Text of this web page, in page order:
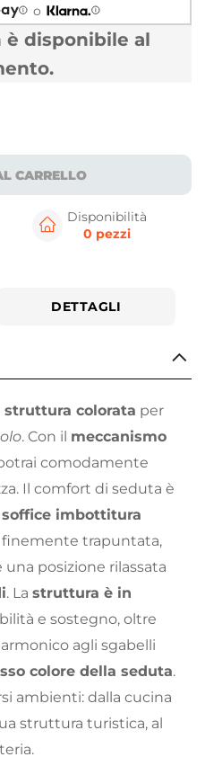
o
disponibile al
CARRELLO
Disponibilità
0 pezzi
DETTAGLI
colorata per
. Con il meccanismo
comodamente
Il comfort di seduta è
soffice imbottitura
finemente trapuntata,
posizione rilassata
. La struttura è in
e sostegno, oltre
agli sgabelli
colore della seduta.
ambienti: dalla cucina
struttura turistica, al